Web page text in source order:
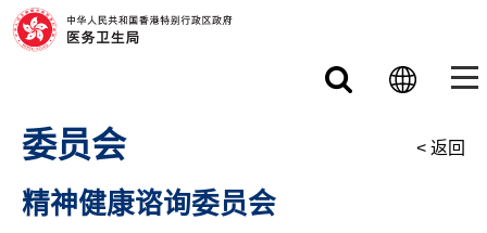
跳至主要内容
委员会
精神健康谘询委员会
< 返回